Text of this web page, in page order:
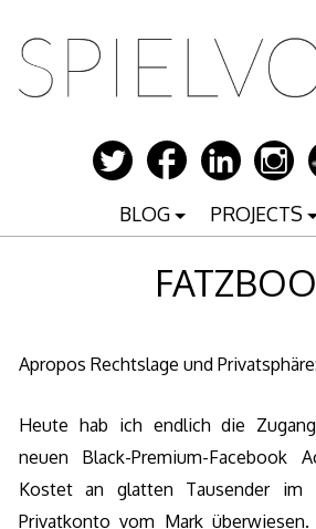
Inhalt
springen
BLOG PROJECTS
Apropos Rechtslage und
Heute hab ich endlich die
neuen Black-Premium-Facebook
Kostet an glatten Tausender im
Privatkonto vom Mark